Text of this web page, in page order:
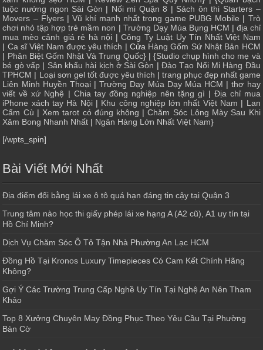
tuộc nướng ngon Sài Gòn | Nối mi Quận 8 | Sách ôn thi Starters –
Movers – Flyers| Vũ khí mạnh nhất trong game PUBG Mobile | Trò
chơi nhỏ tập hợp trẻ mầm non | Trường Dạy Múa Bụng HCM | địa chỉ
mua mèo cảnh giá rẻ hà nội |Công Ty Luật Uy Tín Nhất Việt Nam
| Ca sĩ Việt Nam được yêu thích | Cửa Hàng Gốm Sứ Nhật Bản HCM
| Phân Biệt Gốm Nhật Và Trung Quốc} | {Studio chụp hình cho mẹ và
bé gò vấp | Sân khấu hài kịch ở Sài Gòn |Đào Tạo Nối Mi Hàng Đầu
TPHCM | Loại sơn gel tốt được yêu thích | trang phục đẹp nhất game
Liên Minh Huyền Thoại|Trường Dạy Múa Dạy Múa HCM |thơ hay
viết về xứ Nghệ | Chia tay đồng nghiệp nên tặng gì | Địa chỉ mua
iPhone xách tay Hà Nội| Khu công nghiệp lớn nhất Việt Nam | Lan
Cẩm Cù | Xem tarot có đúng không |Chăm Sóc Lông Mày Sau Khi
Xăm Bong Nhanh Nhất | Ngân Hàng Lớn Nhất Việt Nam}
[/wpts_spin]
Bài Viết Mới Nhất
Địa điểm đổi bằng lái xe ô tô quá hạn đáng tin cậy tại Quận 3
Trung tâm nào học thi giấy phép lái xe hạng A (A2 cũ), A1 uy tín tại
Hồ Chí Minh?
Dịch Vụ Chăm Sóc Ô Tô Tận Nhà Phường An Lạc HCM
Đồng Hồ Tại Kronos Luxury Timepieces Có Cam Kết Chính Hãng
Không?
Gợi Ý Các Trường Trung Cấp Nghề Uy Tín Tại Nghệ An Nên Tham
Khảo
Top 8 Xưởng Chuyên May Đồng Phục Theo Yêu Cầu Tại Phường
Bàn Cờ